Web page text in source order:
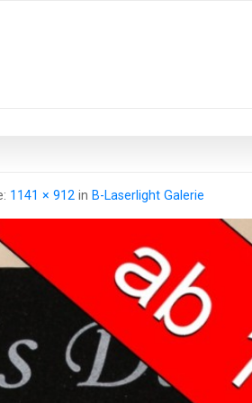
1141 × 912in B-Laserlight Galerie